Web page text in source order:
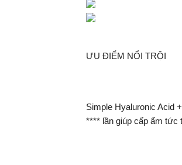
ƯU ĐIỂM NỔI TRỘI
Simple Hyaluronic Acid
**** lần giúp cấp ẩm tức